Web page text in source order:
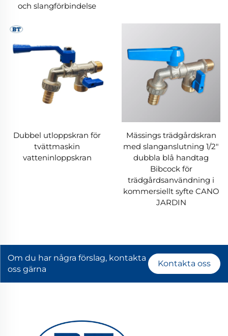
och slangförbindelse
Dubbel utloppskran för
tvättmaskin
vatteninloppskran
Mässings trädgårdskran
med slanganslutning 1/2"
dubbla blå handtag
Bibcock för
trädgårdsanvändning i
kommersiellt syfte CANO
JARDIN
Om du har några förslag, kontakta
oss gärna
Kontakta oss